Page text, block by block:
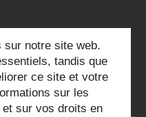
sur notre site web.
tandis que
ce site et votre
sur les
sur vos droits en